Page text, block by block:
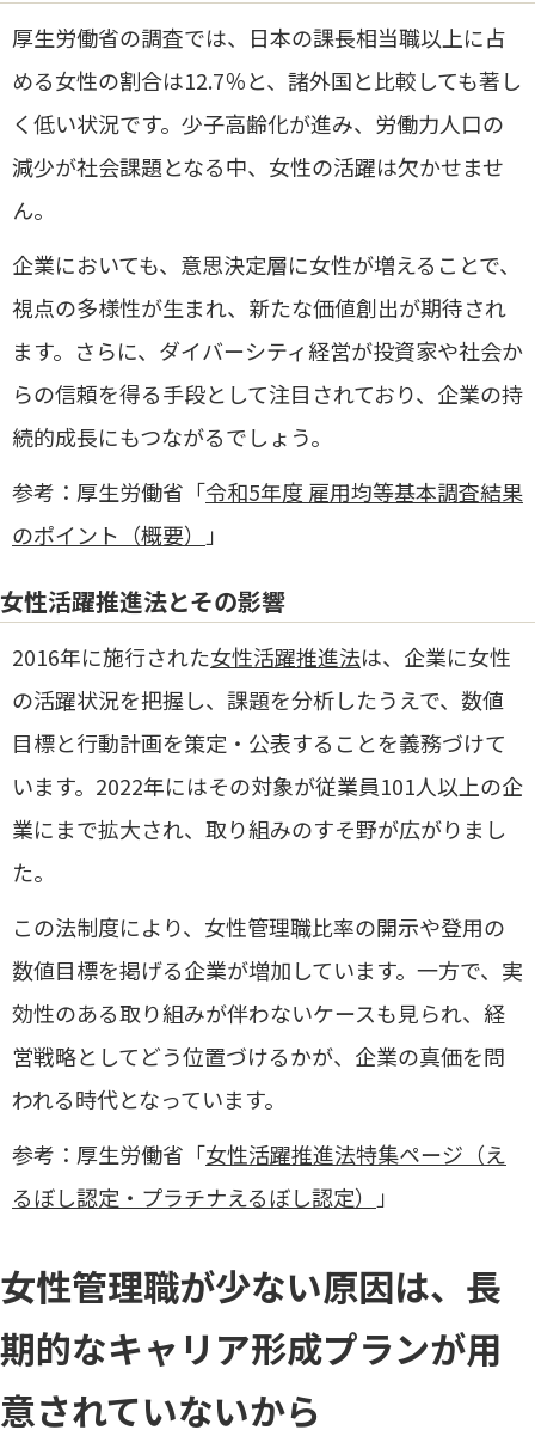
厚生労働省の調査では、日本の課長相当職以上に占
める女性の割合は12.7％と、諸外国と比較しても著し
く低い状況です。少子高齢化が進み、労働力人口の
減少が社会課題となる中、女性の活躍は欠かせませ
ん。
企業においても、意思決定層に女性が増えることで、
視点の多様性が生まれ、新たな価値創出が期待され
ます。さらに、ダイバーシティ経営が投資家や社会か
らの信頼を得る手段として注目されており、企業の持
続的成長にもつながるでしょう。
参考：厚生労働省「令和5年度 雇用均等基本調査結果
のポイント（概要）
」
女性活躍推進法とその影響
2016年に施行された女性活躍推進法は、企業に女性
の活躍状況を把握し、課題を分析したうえで、数値
目標と行動計画を策定・公表することを義務づけて
います。2022年にはその対象が従業員101人以上の企
業にまで拡大され、取り組みのすそ野が広がりまし
た。
この法制度により、女性管理職比率の開示や登用の
数値目標を掲げる企業が増加しています。一方で、実
効性のある取り組みが伴わないケースも見られ、経
営戦略としてどう位置づけるかが、企業の真価を問
われる時代となっています。
参考：厚生労働省「女性活躍推進法特集ページ（え
るぼし認定・プラチナえるぼし認定）
」
女性管理職が少ない原因は、長
期的なキャリア形成プランが用
意されていないから